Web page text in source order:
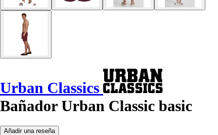
Urban Classics
Bañador Urban Classic basic
Añadir una reseña